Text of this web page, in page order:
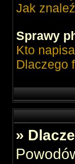
Jak
Sprawy
Kto
Dlaczego
»